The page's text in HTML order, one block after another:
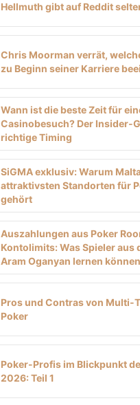
Hellmuth gibt auf Reddit
Chris Moorman verrät,
zu Beginn seiner Karriere
Wann ist die beste Zeit für
Casinobesuch? Der Insider-
richtige Timing
SiGMA exklusiv: Warum
attraktivsten Standorten für
gehört
Auszahlungen aus Poker
Kontolimits: Was Spieler aus
Aram Oganyan lernen können
Pros und Contras von Multi-
Poker
Poker-Profis im Blickpunkt
2026: Teil 1